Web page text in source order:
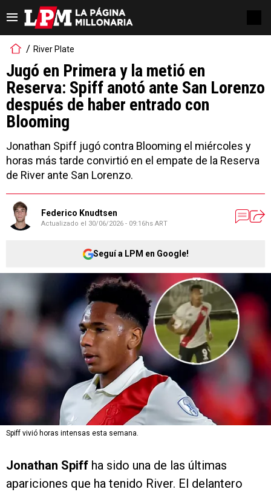
River Plate
Jugó en Primera y la metió en
Reserva: Spiff anotó ante San Lorenzo
después de haber entrado con
Blooming
Jonathan Spiff jugó contra Blooming el miércoles y
horas más tarde convirtió en el empate de la Reserva
de River ante San Lorenzo.
Federico Knudtsen
Actualizado el 30/06/2026 - 09:16hs ART
Seguí a LPM en Google!
Spiff vivió horas intensas esta semana.
Jonathan Spiff ha sido una de las últimas
apariciones que ha tenido River. El delantero